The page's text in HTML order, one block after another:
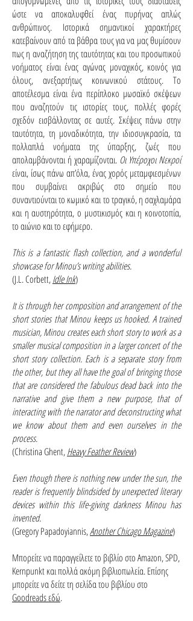
ώστε να αποκαλυφθεί ένας πυρήνας απλώς
ανθρώπινος. Ιστορικά σημαντικοί χαρακτήρες
κατεβαίνουν από τα βάθρα τους για να μας θυμίσουν
πως η αναζήτηση της ταυτότητας και του προσωπικού
νοήματος είναι ένας αγώνας μοναχικός, κοινός για
όλους, ανεξαρτήτως κοινωνικού στάτους. Το
αποτέλεσμα είναι ένα περίπλοκο μωσαϊκό σκέψεων
που αναζητούν τις ιστορίες τους, πολλές φορές
σχεδόν εισβάλλοντας σε αυτές. Σκέψεις πάνω στην
ταυτότητα, τη μοναδικότητα, την ιδιοσυγκρασία, τα
πολλαπλά νοήματα της ύπαρξης, ζωές που
απολαμβάνονται ή χαραμίζονται. Οι Υπέροχοι Νεκροί
είναι, ίσως πάνω απ’όλα, ένας χορός μεταμφιεσμένων
που συμβαίνει ακριβώς στο σημείο που
συναντιούνται το κωμικό και το τραγικό, η σαχλαμάρα
και η αυστηρότητα, ο μυστικισμός και η κοινοτοπία,
το αιώνιο και το εφήμερο.
This is a fantastic flash collection, and a wonderful
showcase for Minou’s writing abilities.
(J.L. Corbett,Idle Ink)
It is through her composition and arrangement of the
short stories that Minou keeps us hooked. A trained
musician, Minou creates each short story to work as a
smaller musical composition in a larger concert of the
short story collection. Each is a separate story from
the other, but they all have the goal of bringing those
that are considered the fabulous dead back into the
narrative and give them a new purpose, that of
interacting with the narrator and deconstructing what
we know about them and even ourselves in the
process.
(Christina Ghent,Heavy Feather Review)
Even though there is nothing new under the sun, the
reader is frequently blindsided by unexpected literary
devices within this life-giving darkness Minou has
invented.
(Gregory Papadoyiannis,Another Chicago Magazine)
Μπορείτε να παραγγείλετε το βιβλίο στο Amazon, SPD,
Kernpunkt και πολλά ακόμη βιβλιοπωλεία. Επίσης
μπορείτε να δείτε τη σελίδα του βιβλίου στο
Goodreads εδώ.